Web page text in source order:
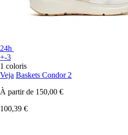
24h
+-3
1 coloris
Veja Baskets Condor 2
À partir de 150,00 €
100,39 €